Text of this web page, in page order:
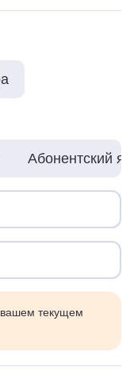
Абонентский
вашем текущем